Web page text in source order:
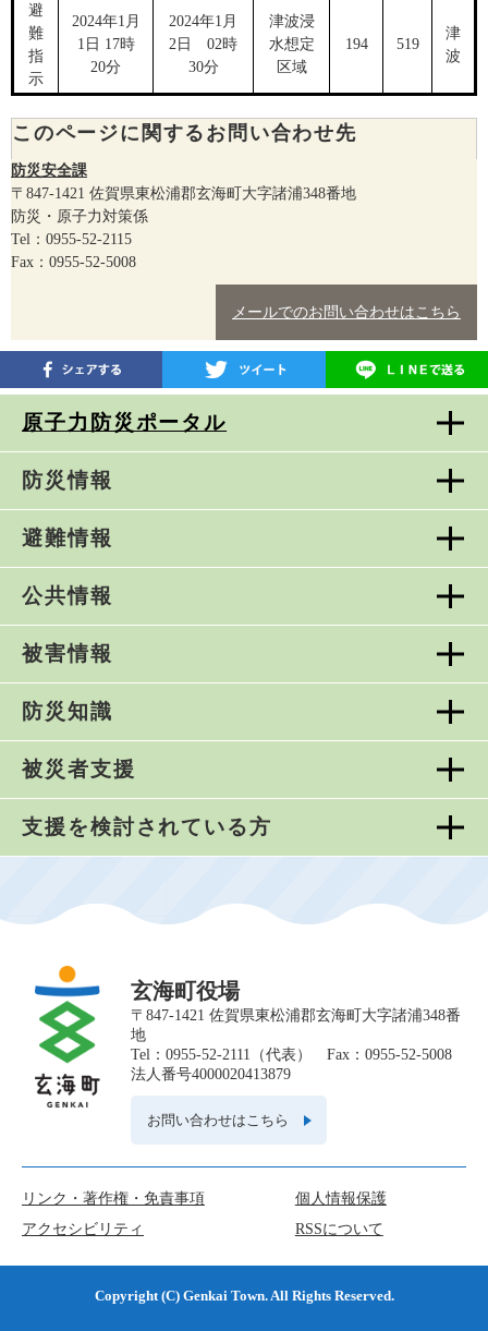
原子力防災ポータル
防災情報
避難情報
公共情報
被害情報
防災知識
被災者支援
支援を検討されている方
避
難
指
示
2024年1月
1日 17時
20分
2024年1月
2日 02時
30分
津波浸
水想定
区域
194 519
津
波
このページに関するお問い合わせ先
防災安全課
〒847-1421 佐賀県東松浦郡玄海町大字諸浦348番地
防災・原子力対策係
Tel：0955-52-2115
Fax：0955-52-5008
メールでのお問い合わせはこちら
玄海町役場
〒847-1421 佐賀県東松浦郡玄海町大字諸浦348番
地
Tel：0955-52-2111（代表） Fax：0955-52-5008
法人番号4000020413879
お問い合わせはこちら
リンク・著作権・免責事項
個人情報保護
アクセシビリティ
RSSについて
Copyright (C) Genkai Town. All Rights Reserved.